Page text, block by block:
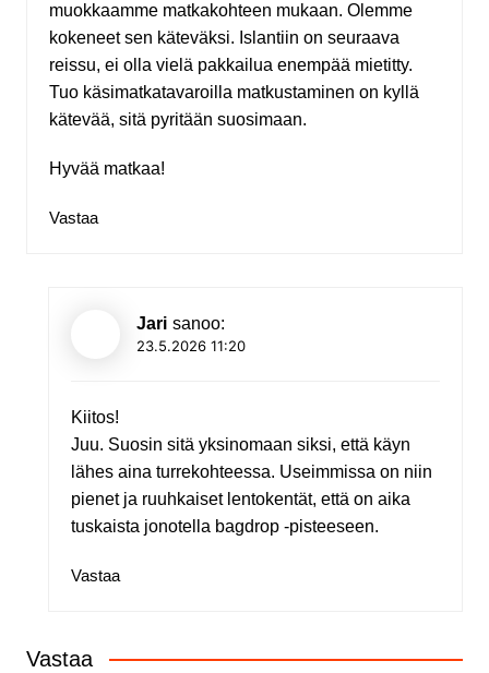
muokkaamme matkakohteen mukaan. Olemme
kokeneet sen käteväksi. Islantiin on seuraava
reissu, ei olla vielä pakkailua enempää mietitty.
Tuo käsimatkatavaroilla matkustaminen on kyllä
kätevää, sitä pyritään suosimaan.
Hyvää matkaa!
Vastaa
Jari sanoo:
23.5.2026 11:20
Kiitos!
Juu. Suosin sitä yksinomaan siksi, että käyn
lähes aina turrekohteessa. Useimmissa on niin
pienet ja ruuhkaiset lentokentät, että on aika
tuskaista jonotella bagdrop -pisteeseen.
Vastaa
Vastaa